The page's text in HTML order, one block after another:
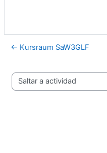
← Kursraum SaW3GLF
Saltar a actividad